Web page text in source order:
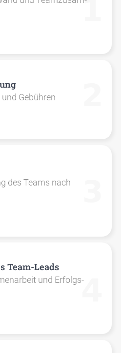
Gebüh­ren
des Teams nach
Team-Leads
und Erfolgs­